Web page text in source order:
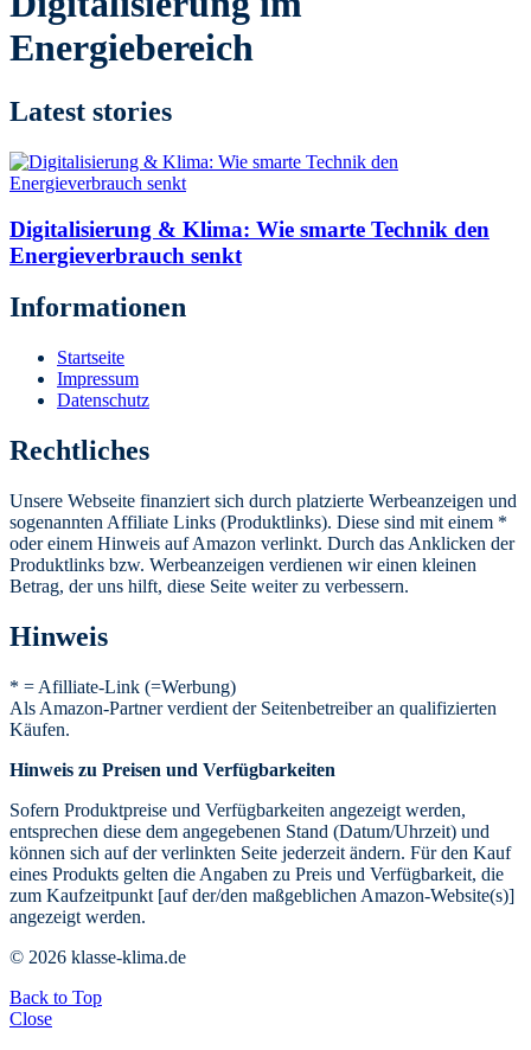
Energiebereich
Latest stories
Digitalisierung & Klima: Wie smarte Technik den
Energieverbrauch senkt
Informationen
Startseite
Impressum
Datenschutz
Rechtliches
Unsere Webseite finanziert sich durch platzierte Werbeanzeigen und
sogenannten Affiliate Links (Produktlinks). Diese sind mit einem *
oder einem Hinweis auf Amazon verlinkt. Durch das Anklicken der
Produktlinks bzw. Werbeanzeigen verdienen wir einen kleinen
Betrag, der uns hilft, diese Seite weiter zu verbessern.
Hinweis
* = Afilliate-Link (=Werbung)
Als Amazon-Partner verdient der Seitenbetreiber an qualifizierten
Käufen.
Hinweis zu Preisen und Verfügbarkeiten
Sofern Produktpreise und Verfügbarkeiten angezeigt werden,
entsprechen diese dem angegebenen Stand (Datum/Uhrzeit) und
können sich auf der verlinkten Seite jederzeit ändern. Für den Kauf
eines Produkts gelten die Angaben zu Preis und Verfügbarkeit, die
zum Kaufzeitpunkt [auf der/den maßgeblichen Amazon-Website(s)]
angezeigt werden.
© 2026 klasse-klima.de
Back to Top
Close